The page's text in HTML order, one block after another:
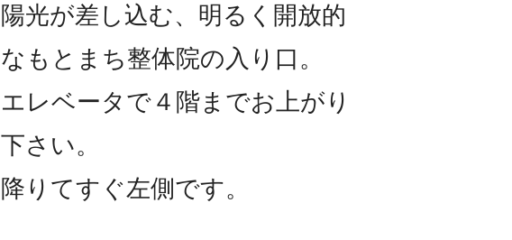
陽光が差し込む、明るく開放的
なもとまち整体院の入り口。
エレベータで４階までお上がり
下さい。
降りてすぐ左側です。